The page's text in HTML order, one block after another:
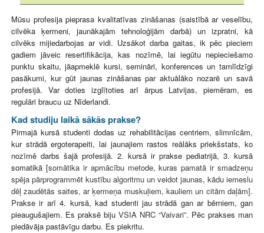
Mūsu profesija pieprasa kvalitatīvas zināšanas (saistībā ar veselību,
cilvēka ķermeni, jaunākajām tehnoloģijām darbā) un izpratni, kā
cilvēks mijiedarbojas ar vidi. Uzsākot darba gaitas, ik pēc pieciem
gadiem jāveic resertifikācija, kas nozīmē, lai iegūtu nepieciešamo
punktu skaitu, jāapmeklē kursi, semināri, konferences un tamlīdzīgi
pasākumi, kur gūt jaunas zināšanas par aktuālāko nozarē un savā
profesijā. Var doties izglītoties arī ārpus Latvijas, piemēram, es
regulāri braucu uz Nīderlandi.
Kad studiju laikā sākās prakse?
Pirmajā kursā studenti dodas uz rehabilitācijas centriem, slimnīcām,
kur strādā ergoterapeiti, lai jaunajiem rastos reālāks priekšstats, ko
nozīmē darbs šajā profesijā. 2. kursā ir prakse pediatrijā, 3. kursā
somatikā [somātika ir apmācību metode, kuras pamatā ir smadzeņu
spēja pārprogrammēt kustību algoritmu un veidot jaunas, kādu iemeslu
dēļ zaudētās saites, ar ķermeņa muskuļiem, kauliem un citām daļām].
Prakse ir arī 4. kursā, kad studenti jau strādā gan ar bērniem, gan
pieaugušajiem. Es praksē biju VSIA NRC “Vaivari”. Pēc prakses man
piedāvāja pastāvīgu darbu. Es piekritu.